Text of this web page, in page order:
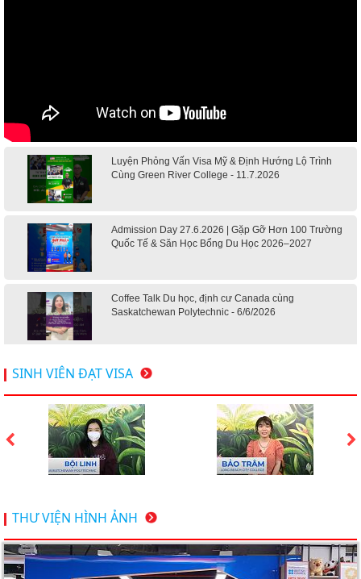
Luyện Phỏng Vấn Visa Mỹ & Định Hướng Lộ Trình
Cùng Green River College - 11.7.2026
Admission Day 27.6.2026 | Gặp Gỡ Hơn 100 Trường
Quốc Tế & Săn Học Bổng Du Học 2026–2027
Coffee Talk Du học, định cư Canada cùng
Saskatchewan Polytechnic - 6/6/2026
Hội thảo du học Mỹ 18.4.2026 - Đại học Mỹ học phí
dưới 20k/ năm
Du học Mỹ 2026 - Lấy bằng cử nhân lúc 20 tuổi cùng
chương trình High School Completion, Washington
bạn khám phá
Du học Mỹ năm 2026: Cơ hội học tập và trải nghiệm tại
SINH VIÊN ĐẠT VISA
THƯ VIỆN HÌNH ẢNH